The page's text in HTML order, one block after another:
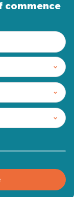
commence